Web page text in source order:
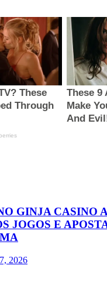
GINJA CASINO
JOGOS E
2026